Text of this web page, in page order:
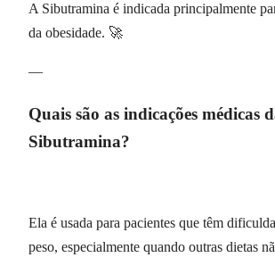
A Sibutramina é indicada principalmente
da obesidade. 🚀
—
Quais são as indicações médicas
Sibutramina?
Ela é usada para pacientes que têm
peso, especialmente quando outras dietas